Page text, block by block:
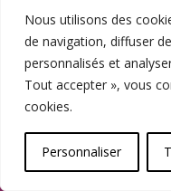
Nous utilisons des
de navigation, diffuser
personnalisés et
Tout accepter », vous
cookies.
Personnaliser
3, rue du Plat